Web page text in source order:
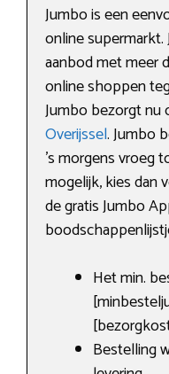
Jumbo is een
online
aanbod met meer
online shoppen
Jumbo bezorgt nu
Overijssel. Jumbo
’s morgens vroeg
mogelijk, kies dan
de gratis Jumbo
Het min.
Bestelling